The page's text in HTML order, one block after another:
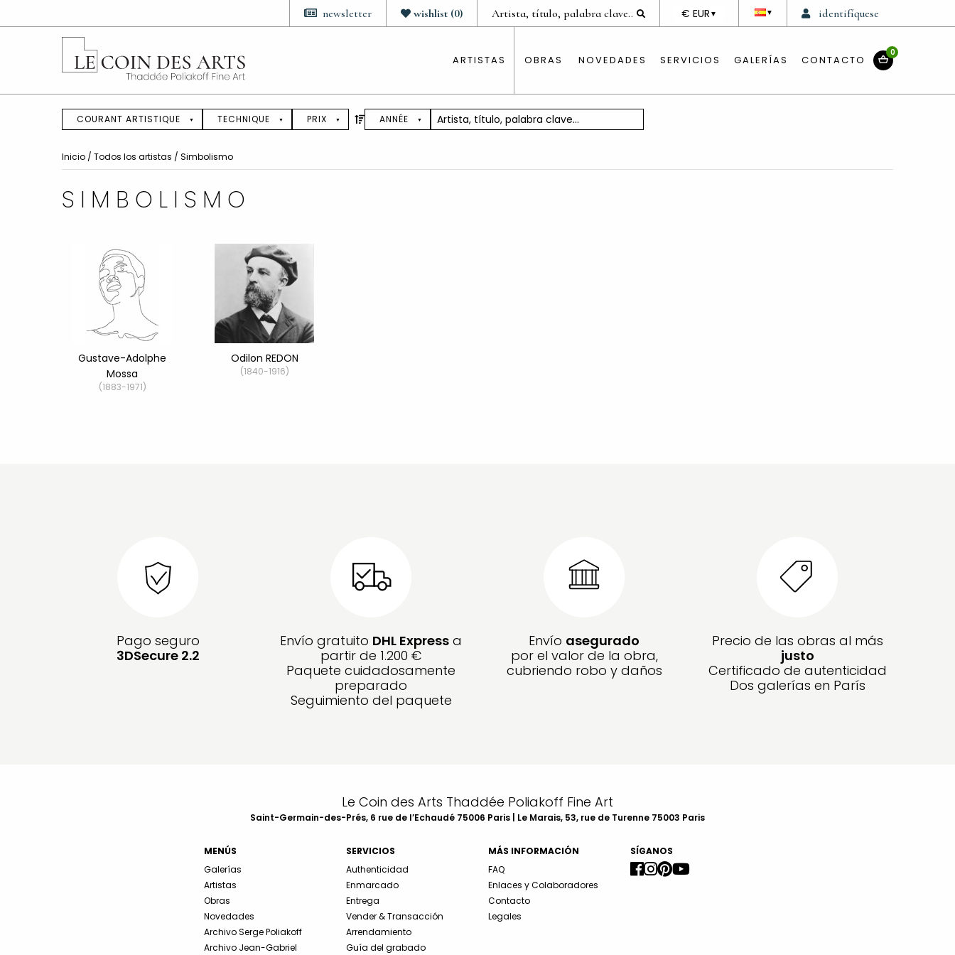
identifíquese
▼
DEVISE
€ EUR ▼
wishlist (0)
newsletter
ARTISTAS OBRAS NOVEDADES SERVICIOS GALERÍAS CONTACTO
0
COURANT ARTISTIQUE TECHNIQUE PRIX Trier
par
ANNÉE
Inicio / Todos los artistas / Simbolismo
SIMBOLISMO
Gustave-Adolphe
Mossa
(1883-1971)
Odilon REDON
(1840-1916)
Pago seguro
3DSecure 2.2
Envío gratuito DHL Express a
partir de 1.200 €
Paquete cuidadosamente
preparado
Seguimiento del paquete
Envío asegurado
por el valor de la obra,
cubriendo robo y daños
Precio de las obras al más
justo
Certificado de autenticidad
Dos galerías en París
Le Coin des Arts Thaddée Poliakoff Fine Art
Saint-Germain-des-Prés, 6 rue de l’Echaudé 75006 Paris | Le Marais, 53, rue de Turenne 75003 Paris
MENÚS
Galerías
Artistas
Obras
Novedades
Archivo Serge Poliakoff
Archivo Jean-Gabriel
SERVICIOS
Authenticidad
Enmarcado
Entrega
Vender & Transacción
Arrendamiento
Guía del grabado
MÁS INFORMACIÓN
FAQ
Enlaces y Colaboradores
Contacto
Legales
SÍGANOS